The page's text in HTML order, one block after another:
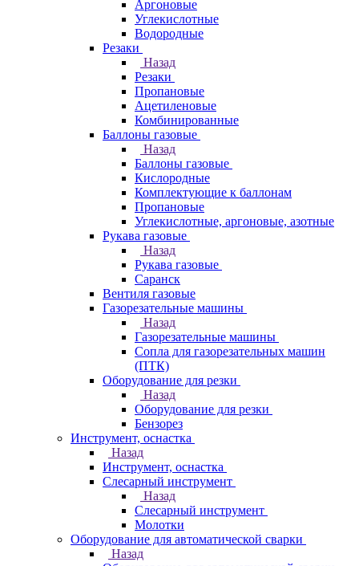
Аргоновые
Углекислотные
Водородные
Резаки
Назад
Резаки
Пропановые
Ацетиленовые
Комбинированные
Баллоны газовые
Назад
Баллоны газовые
Кислородные
Комплектующие к баллонам
Пропановые
Углекислотные, аргоновые, азотные
Рукава газовые
Назад
Рукава газовые
Саранск
Вентиля газовые
Газорезательные машины
Назад
Газорезательные машины
Сопла для газорезательных машин
(ПТК)
Оборудование для резки
Назад
Оборудование для резки
Бензорез
Инструмент, оснастка
Назад
Инструмент, оснастка
Слесарный инструмент
Назад
Слесарный инструмент
Молотки
Оборудование для автоматической сварки
Назад